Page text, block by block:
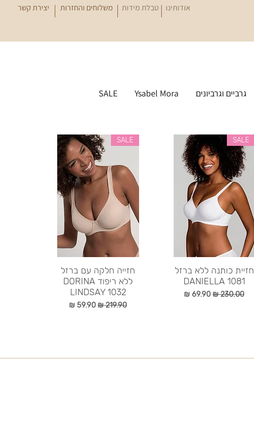
יצירת קשר משלוחים והחזרות טבלת מידות אודותינו
גרביים וגרביונים Ysabel Mora
SALE
תצוגה מהירה
SALE
חזיית כותנה ללא ברזל
1081 DANIELLA
מחיר רגיל‏230.00 ‏₪ מחיר מבצע
תצוגה מהירה
SALE
חזייה חלקה עם ברזל
ללא ריפוד DORINA
LINDSAY 1032
מחיר רגיל‏219.90 ‏₪ מחיר מבצע